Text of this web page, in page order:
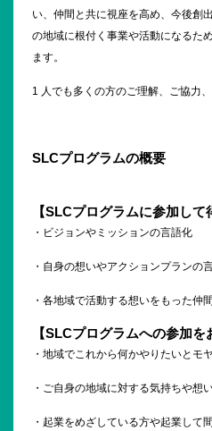
い、仲間と共に視座を高め、今後創
の地域に根付く事業や活動になるた
ます。
1 人でも多くの方のご理解、ご協力
SLCプログラムの概要
【SLCプログラムに参加して
・ビジョンやミッションの言語化
・自身の想いやアクションプランの
・各地域で活動する想いをもった仲
【SLCプログラムへの参加を
・地域でこれから何かやりたいとモ
・ご自身の地域に対する気持ちや想
・起業をめざしている方や起業して